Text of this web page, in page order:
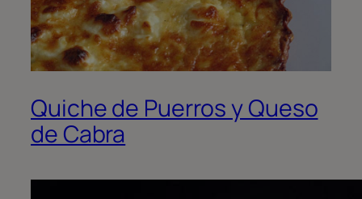
Quiche de Puerros y Queso
de Cabra